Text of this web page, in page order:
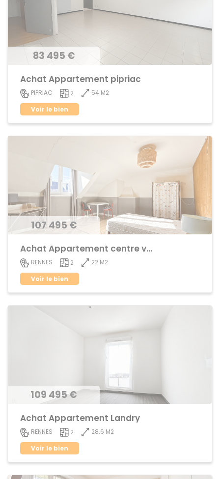
83 495 €
Achat Appartement pipriac
PIPRIAC 2
54 M2
Voir le bien
107 495 €
Achat Appartement centre ville
RENNES 2
22 M2
Voir le bien
109 495 €
Achat Appartement Landry
RENNES 2
28.6 M2
Voir le bien